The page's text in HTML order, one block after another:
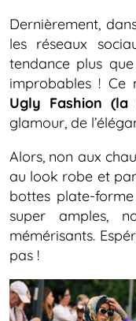
Dernièrement,
les réseaux
tendance plus
improbables ! Ce
Ugly Fashion
glamour, de
Alors, non aux
au look robe et
bottes plate-
super amples,
mémérisants.
pas !